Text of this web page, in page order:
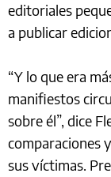
editoriales
a publicar
“Y lo que era
manifiestos
sobre él”, dice
comparaciones
sus víctimas.